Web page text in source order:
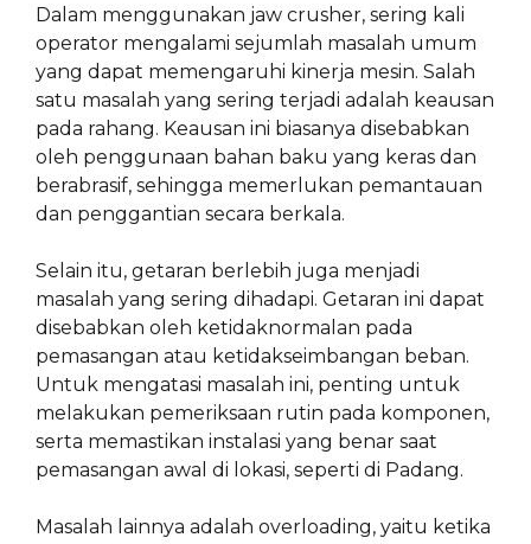
Dalam menggunakan jaw crusher, sering kali
operator mengalami sejumlah masalah umum
yang dapat memengaruhi kinerja mesin. Salah
satu masalah yang sering terjadi adalah keausan
pada rahang. Keausan ini biasanya disebabkan
oleh penggunaan bahan baku yang keras dan
berabrasif, sehingga memerlukan pemantauan
dan penggantian secara berkala.
Selain itu, getaran berlebih juga menjadi
masalah yang sering dihadapi. Getaran ini dapat
disebabkan oleh ketidaknormalan pada
pemasangan atau ketidakseimbangan beban.
Untuk mengatasi masalah ini, penting untuk
melakukan pemeriksaan rutin pada komponen,
serta memastikan instalasi yang benar saat
pemasangan awal di lokasi, seperti di Padang.
Masalah lainnya adalah overloading, yaitu ketika